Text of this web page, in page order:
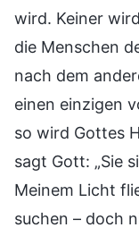
wird. Keiner
die Menschen
nach dem
einen einzigen
so wird Gottes
sagt Gott: „Sie
Meinem Licht
suchen – doch